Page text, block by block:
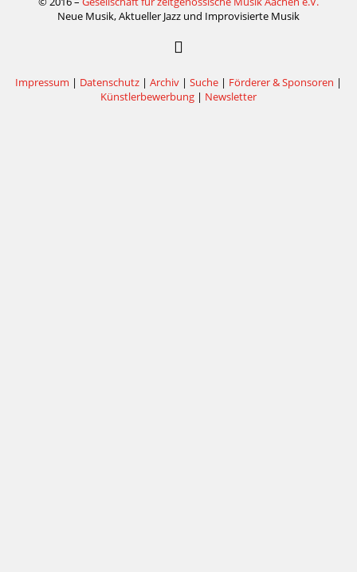
Neue Musik, Aktueller Jazz und Improvisierte Musik
Impressum | Datenschutz | Archiv | Suche | Förderer & Sponsoren |
Künstlerbewerbung | Newsletter